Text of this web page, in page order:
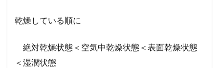
乾燥している順に
絶対乾燥状態＜空気中乾燥状態＜表面乾燥状態
＜湿潤状態